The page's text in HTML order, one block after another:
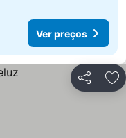
Ver preços
Partilhar